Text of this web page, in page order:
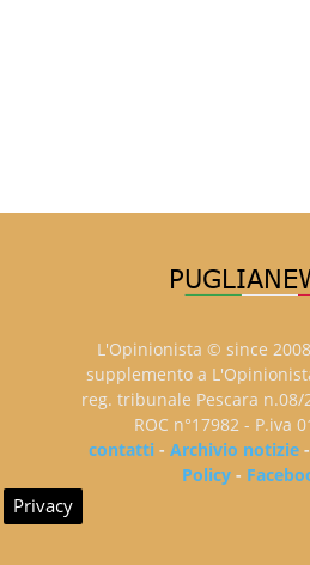
L'Opinionista © since
supplemento a
reg. tribunale Pescara
ROC n°17982 - P.iva
contatti- Archivio notizie-
Policy -
Privacy